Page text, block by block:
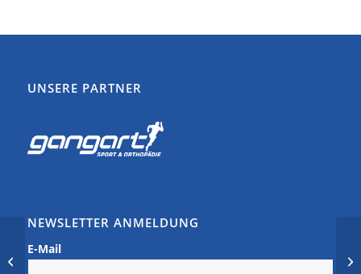
UNSERE PARTNER
NEWSLETTER ANMELDUNG
E-Mail
Altra bei Bunert – Der